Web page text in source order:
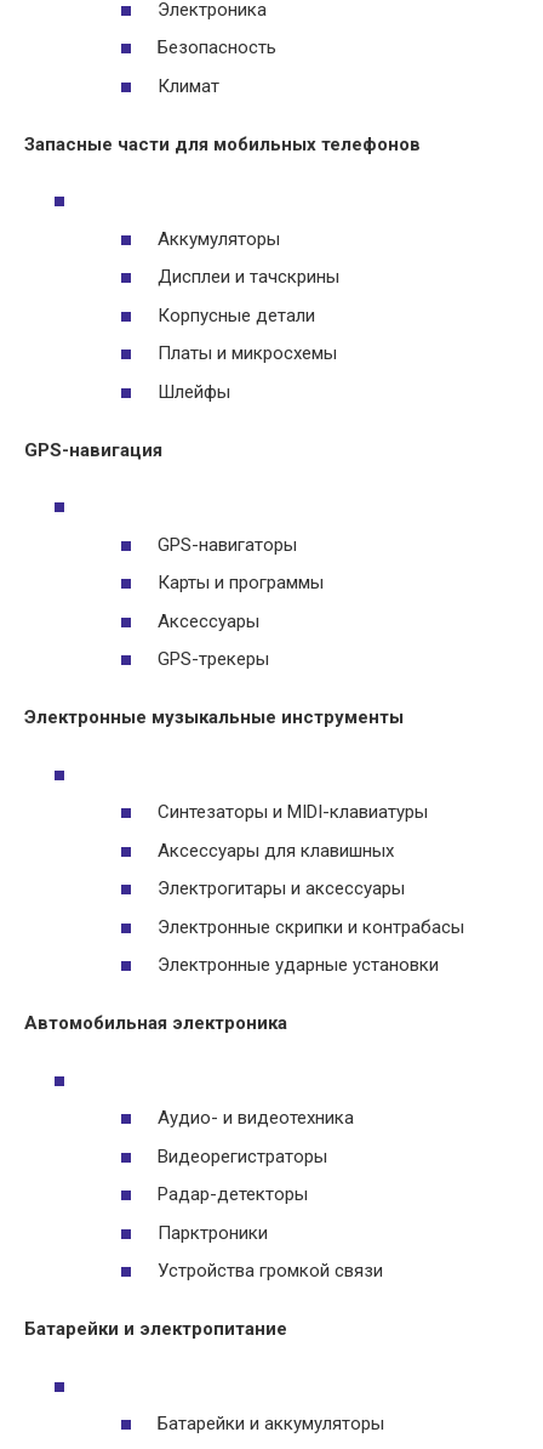
Электроника
Безопасность
Климат
Запасные части для мобильных телефонов
Аккумуляторы
Дисплеи и тачскрины
Корпусные детали
Платы и микросхемы
Шлейфы
GPS-навигация
GPS-навигаторы
Карты и программы
Аксессуары
GPS-трекеры
Электронные музыкальные инструменты
Синтезаторы и MIDI-клавиатуры
Аксессуары для клавишных
Электрогитары и аксессуары
Электронные скрипки и контрабасы
Электронные ударные установки
Автомобильная электроника
Аудио- и видеотехника
Видеорегистраторы
Радар-детекторы
Парктроники
Устройства громкой связи
Батарейки и электропитание
Батарейки и аккумуляторы